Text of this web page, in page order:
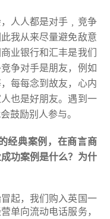
人人都是对手﹐竞争
我从来尽量避免敌意
业银行和汇丰是我们
争对手是朋友，例如
每每念到故友，心内
也是好朋友。遇到一
鼓励别人参与。
经典案例，在商言商
功案例是什么？为什
起，我们购入英国一
单向流动电话服务，